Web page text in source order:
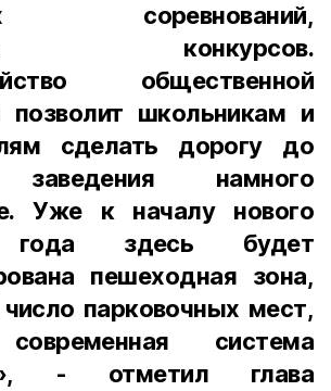
соревнований,
конкурсов.
общественной
позволит школьникам и
сделать дорогу до
заведения намного
Уже к началу нового
года здесь будет
пешеходная зона,
число парковочных мест,
система
- отметил глава